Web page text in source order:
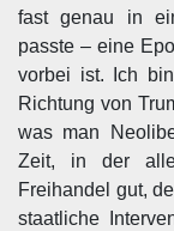
fast genau in
passte – eine
vorbei ist. Ich
Richtung von
was man
Zeit, in der
Freihandel gut,
staatliche